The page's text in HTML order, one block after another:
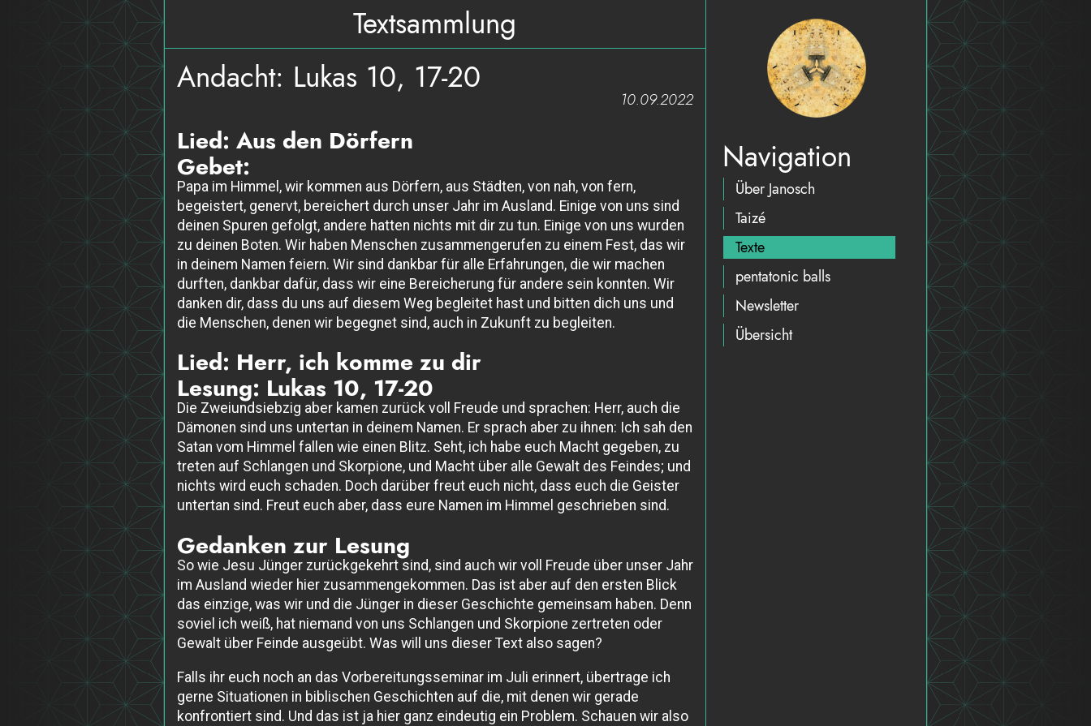
Textsammlung
Andacht: Lukas 10, 17-20
10.09.2022
Lied: Aus den Dörfern
Gebet:
Papa im Himmel, wir kommen aus Dörfern, aus Städten, von nah, von fern,
begeistert, genervt, bereichert durch unser Jahr im Ausland. Einige von uns sind
deinen Spuren gefolgt, andere hatten nichts mit dir zu tun. Einige von uns wurden
zu deinen Boten. Wir haben Menschen zusammengerufen zu einem Fest, das wir
in deinem Namen feiern. Wir sind dankbar für alle Erfahrungen, die wir machen
durften, dankbar dafür, dass wir eine Bereicherung für andere sein konnten. Wir
danken dir, dass du uns auf diesem Weg begleitet hast und bitten dich uns und
die Menschen, denen wir begegnet sind, auch in Zukunft zu begleiten.
Lied: Herr, ich komme zu dir
Lesung: Lukas 10, 17-20
Die Zweiundsiebzig aber kamen zurück voll Freude und sprachen: Herr, auch die
Dämonen sind uns untertan in deinem Namen. Er sprach aber zu ihnen: Ich sah den
Satan vom Himmel fallen wie einen Blitz. Seht, ich habe euch Macht gegeben, zu
treten auf Schlangen und Skorpione, und Macht über alle Gewalt des Feindes; und
nichts wird euch schaden. Doch darüber freut euch nicht, dass euch die Geister
untertan sind. Freut euch aber, dass eure Namen im Himmel geschrieben sind.
Gedanken zur Lesung
So wie Jesu Jünger zurückgekehrt sind, sind auch wir voll Freude über unser Jahr
im Ausland wieder hier zusammengekommen. Das ist aber auf den ersten Blick
das einzige, was wir und die Jünger in dieser Geschichte gemeinsam haben. Denn
soviel ich weiß, hat niemand von uns Schlangen und Skorpione zertreten oder
Gewalt über Feinde ausgeübt. Was will uns dieser Text also sagen?
Falls ihr euch noch an das Vorbereitungsseminar im Juli erinnert, übertrage ich
gerne Situationen in biblischen Geschichten auf die, mit denen wir gerade
konfrontiert sind. Und das ist ja hier ganz eindeutig ein Problem. Schauen wir also
Navigation
Über Janosch
Taizé
Texte
pentatonic balls
Newsletter
Übersicht